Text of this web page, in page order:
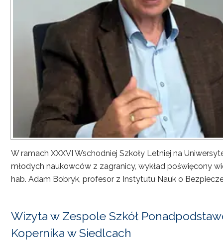
W ramach XXXVI Wschodniej Szkoły Letniej na
młodych naukowców z zagranicy, wykład poświęcony
hab. Adam Bobryk, profesor z Instytutu Nauk o
Wizyta w Zespole Szkół
Kopernika w Siedlcach